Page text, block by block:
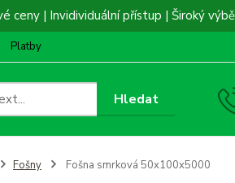
ceny | Invidividuální přístup | Široký
Platby
Hledat
Fošny Fošna smrková 50x100x5000